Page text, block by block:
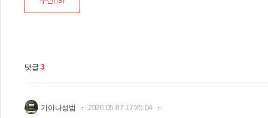
댓글 3
기아나성범 2026.05.07 17:25:04